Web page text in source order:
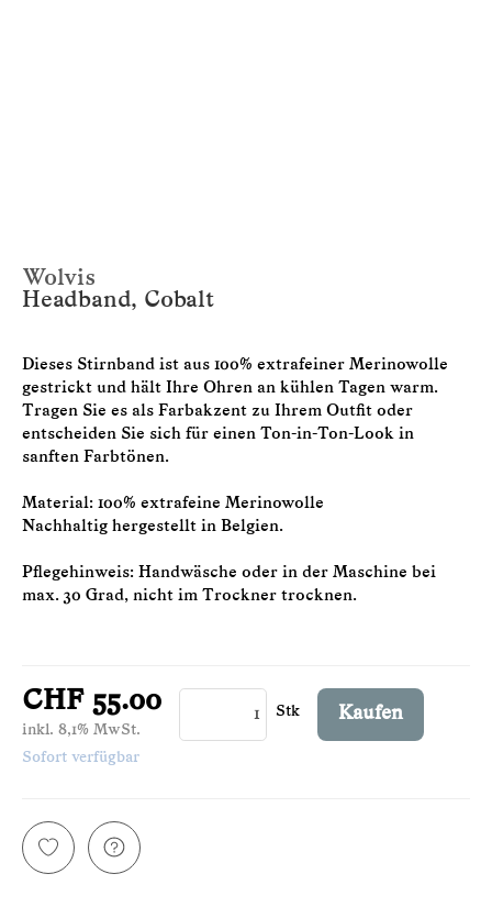
Wolvis
Headband, Cobalt
Dieses Stirnband ist aus 100% extrafeiner Merinowolle
gestrickt und hält Ihre Ohren an kühlen Tagen warm.
Tragen Sie es als Farbakzent zu Ihrem Outfit oder
entscheiden Sie sich für einen Ton-in-Ton-Look in
sanften Farbtönen.
Material: 100% extrafeine Merinowolle
Nachhaltig hergestellt in Belgien.
Pflegehinweis: Handwäsche oder in der Maschine bei
max. 30 Grad, nicht im Trockner trocknen.
CHF 55.00
inkl. 8,1% MwSt.
Sofort verfügbar
Stk Kaufen